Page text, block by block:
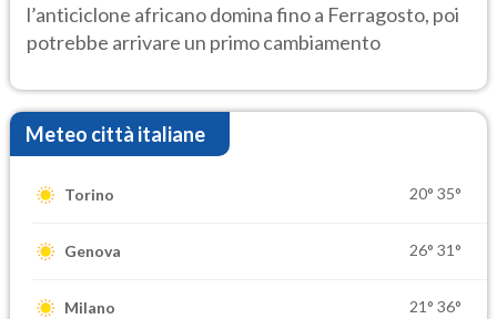
l’anticiclone africano domina fino a Ferragosto, poi
potrebbe arrivare un primo cambiamento
Meteo città italiane
Torino 20° 35°
Genova 26° 31°
Milano 21° 36°